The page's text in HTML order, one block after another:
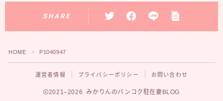
SHARE
HOME ＞ P1040947
運営者情報 プライバシーポリシー お問い合わせ
2021–2026 みかりんのバンコク駐在妻BLOG